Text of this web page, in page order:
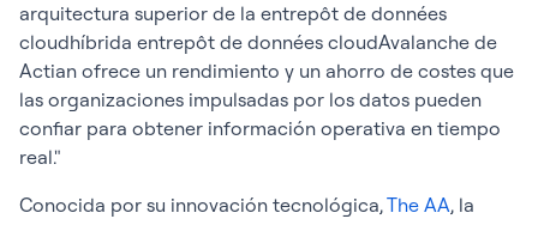
arquitectura superior de la entrepôt de données
cloudhíbrida entrepôt de données cloudAvalanche de
Actian ofrece un rendimiento y un ahorro de costes que
las organizaciones impulsadas por los datos pueden
confiar para obtener información operativa en tiempo
real."
Conocida por su innovación tecnológica,The AA, la